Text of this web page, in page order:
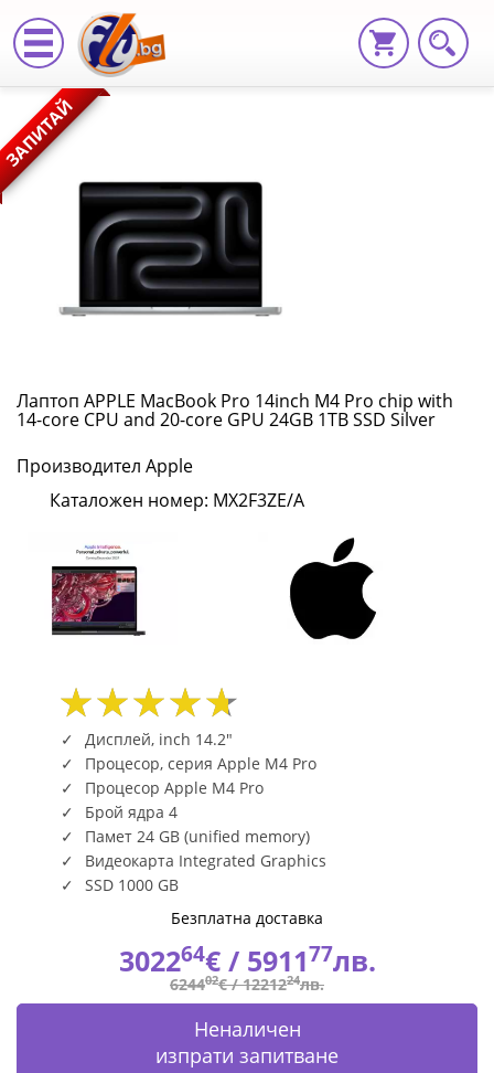
Лаптоп
APPLE
MacBook
Pro
14inch
M4
chip
with
14-
CPU
and
core
GPU
24GB
1TB
SSD
Silver
MX2F3ZE/A
|
Fly.bg
ЗАПИТАЙ
Лаптоп APPLE MacBook Pro 14inch M4 Pro chip with
14-core CPU and 20-core GPU 24GB 1TB SSD Silver
Производител Apple
Каталожен номер: MX2F3ZE/A
Дисплей, inch 14.2"
Процесор, серия Apple M4 Pro
Процесор Apple M4 Pro
Брой ядра 4
Памет 24 GB (unified memory)
Видеокарта Integrated Graphics
SSD 1000 GB
Безплатна доставка
302264€ / 591177лв.
624402€ /1221224лв.
Неналичен
изпрати запитване